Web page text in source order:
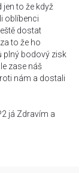
to že když
oblíbenci
dostat
to že ho
plný bodový zisk
zase náš
nám a dostali
já Zdravím a